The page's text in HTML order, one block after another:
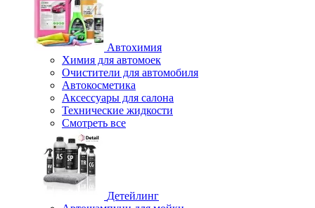
Автохимия
Химия для автомоек
Очистители для автомобиля
Автокосметика
Аксессуары для салона
Технические жидкости
Смотреть все
Детейлинг